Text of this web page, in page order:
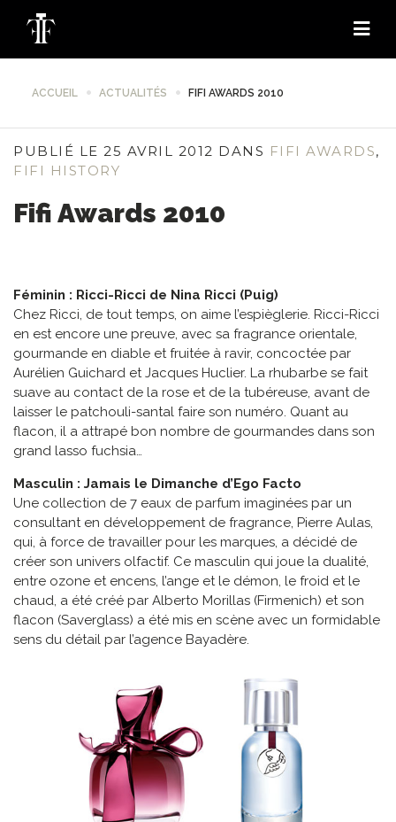
ACCUEIL ACTUALITÉS FIFI AWARDS 2010
PUBLIÉ LE 25 AVRIL 2012 DANS FIFI AWARDS,
FIFI HISTORY
Fifi Awards 2010
Féminin : Ricci-Ricci de Nina Ricci (Puig)
Chez Ricci, de tout temps, on aime l’espièglerie. Ricci-Ricci
en est encore une preuve, avec sa fragrance orientale,
gourmande en diable et fruitée à ravir, concoctée par
Aurélien Guichard et Jacques Huclier. La rhubarbe se fait
suave au contact de la rose et de la tubéreuse, avant de
laisser le patchouli-santal faire son numéro. Quant au
flacon, il a attrapé bon nombre de gourmandes dans son
grand lasso fuchsia…
Masculin : Jamais le Dimanche d’Ego Facto
Une collection de 7 eaux de parfum imaginées par un
consultant en développement de fragrance, Pierre Aulas,
qui, à force de travailler pour les marques, a décidé de
créer son univers olfactif. Ce masculin qui joue la dualité,
entre ozone et encens, l’ange et le démon, le froid et le
chaud, a été créé par Alberto Morillas (Firmenich) et son
flacon (Saverglass) a été mis en scène avec un formidable
sens du détail par l’agence Bayadère.